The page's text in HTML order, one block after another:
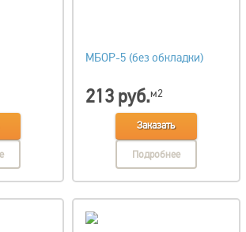
МБОР-5 (без обкладки)
213 руб.м2
Заказать
Подробнее